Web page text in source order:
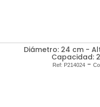
Diámetro: 24 cm -
Capacidad:
Ref: P214024 -